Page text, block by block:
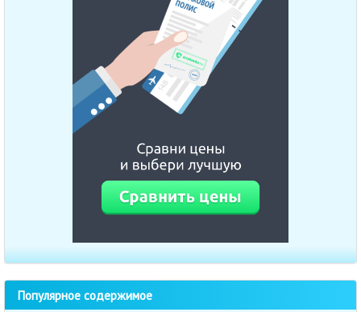
Популярное содержимое